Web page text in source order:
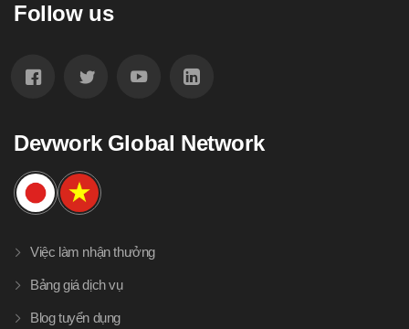
Follow us
Devwork Global Network
Việc làm nhận thưởng
Bảng giá dịch vụ
Blog tuyển dụng